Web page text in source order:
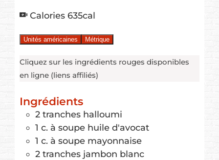
Calories 635cal
Unités américaines Métrique
Cliquez sur les ingrédients rouges disponibles
en ligne (liens affiliés)
Ingrédients
2 tranches halloumi
1 c. à soupe huile d'avocat
1 c. à soupe mayonnaise
2 tranches jambon blanc